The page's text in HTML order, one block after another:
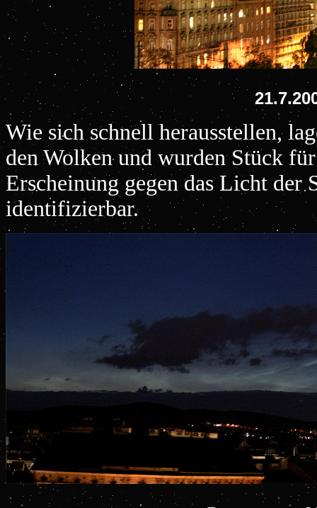
Wie sich schnell herausstellen,
den Wolken und wurden Stück
Erscheinung gegen das Licht der
identifizierbar.